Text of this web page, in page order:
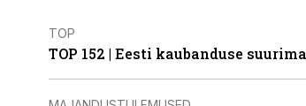
TOP
TOP 152 | Eesti kaubanduse